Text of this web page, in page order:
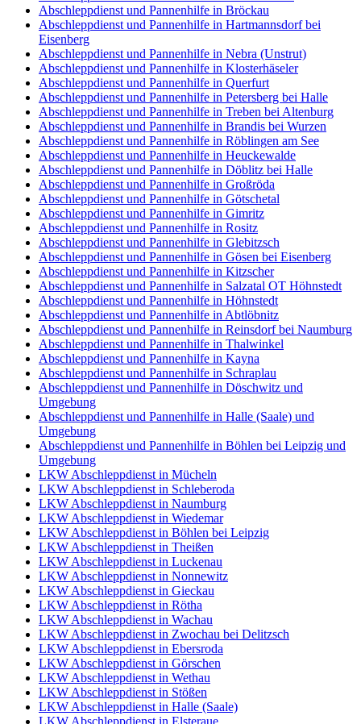
Abschleppdienst und Pannenhilfe in Bröckau
Abschleppdienst und Pannenhilfe in Hartmannsdorf bei
Eisenberg
Abschleppdienst und Pannenhilfe in Nebra (Unstrut)
Abschleppdienst und Pannenhilfe in Klosterhäseler
Abschleppdienst und Pannenhilfe in Querfurt
Abschleppdienst und Pannenhilfe in Petersberg bei Halle
Abschleppdienst und Pannenhilfe in Treben bei Altenburg
Abschleppdienst und Pannenhilfe in Brandis bei Wurzen
Abschleppdienst und Pannenhilfe in Röblingen am See
Abschleppdienst und Pannenhilfe in Heuckewalde
Abschleppdienst und Pannenhilfe in Döblitz bei Halle
Abschleppdienst und Pannenhilfe in Großröda
Abschleppdienst und Pannenhilfe in Götschetal
Abschleppdienst und Pannenhilfe in Gimritz
Abschleppdienst und Pannenhilfe in Rositz
Abschleppdienst und Pannenhilfe in Glebitzsch
Abschleppdienst und Pannenhilfe in Gösen bei Eisenberg
Abschleppdienst und Pannenhilfe in Kitzscher
Abschleppdienst und Pannenhilfe in Salzatal OT Höhnstedt
Abschleppdienst und Pannenhilfe in Höhnstedt
Abschleppdienst und Pannenhilfe in Abtlöbnitz
Abschleppdienst und Pannenhilfe in Reinsdorf bei Naumburg
Abschleppdienst und Pannenhilfe in Thalwinkel
Abschleppdienst und Pannenhilfe in Kayna
Abschleppdienst und Pannenhilfe in Schraplau
Abschleppdienst und Pannenhilfe in Döschwitz und
Umgebung
Abschleppdienst und Pannenhilfe in Halle (Saale) und
Umgebung
Abschleppdienst und Pannenhilfe in Böhlen bei Leipzig und
Umgebung
LKW Abschleppdienst in Mücheln
LKW Abschleppdienst in Schleberoda
LKW Abschleppdienst in Naumburg
LKW Abschleppdienst in Wiedemar
LKW Abschleppdienst in Böhlen bei Leipzig
LKW Abschleppdienst in Theißen
LKW Abschleppdienst in Luckenau
LKW Abschleppdienst in Nonnewitz
LKW Abschleppdienst in Gieckau
LKW Abschleppdienst in Rötha
LKW Abschleppdienst in Wachau
LKW Abschleppdienst in Zwochau bei Delitzsch
LKW Abschleppdienst in Ebersroda
LKW Abschleppdienst in Görschen
LKW Abschleppdienst in Wethau
LKW Abschleppdienst in Stößen
LKW Abschleppdienst in Halle (Saale)